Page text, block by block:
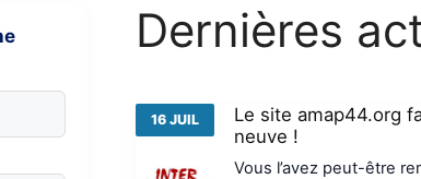
Dernières
16 JUIL
Le site amap44.org
neuve !
Vous l’avez peut-être